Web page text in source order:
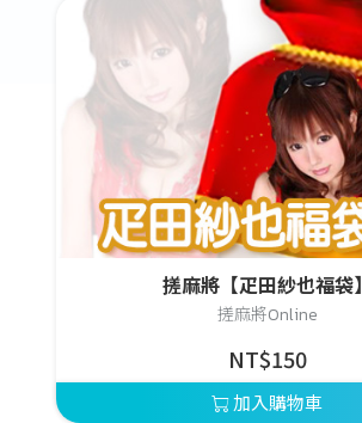
搓麻將【疋田紗也福袋】
搓麻將Online
NT$150
加入購物車